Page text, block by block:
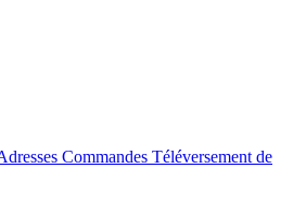
Commandes Téléversement de